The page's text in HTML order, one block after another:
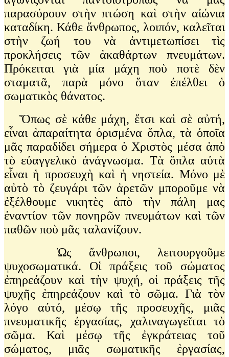
παρασύρουν στὴν πτώση καὶ στὴν αἰώνια
καταδίκη. Κάθε ἄνθρωπος, λοιπόν, καλεῖται
στὴν ζωή του νὰ ἀντιμετωπίσει τὶς
προκλήσεις τῶν ἀκαθάρτων πνευμάτων.
Πρόκειται γιὰ μία μάχη ποὺ ποτὲ δὲν
σταματᾶ, παρὰ μόνο ὅταν ἐπέλθει ὁ
σωματικὸς θάνατος.
Ὅπως σὲ κάθε μάχη, ἔτσι καὶ σὲ αὐτή,
εἶναι ἀπαραίτητα ὁρισμένα ὅπλα, τὰ ὁποῖα
μᾶς παραδίδει σήμερα ὁ Χριστὸς μέσα ἀπὸ
τὸ εὐαγγελικὸ ἀνάγνωσμα. Τὰ ὅπλα αὐτὰ
εἶναι ἡ προσευχὴ καὶ ἡ νηστεία. Μόνο μὲ
αὐτὸ τὸ ζευγάρι τῶν ἀρετῶν μποροῦμε νὰ
ἐξέλθουμε νικητὲς ἀπὸ τὴν πάλη μας
ἐναντίον τῶν πονηρῶν πνευμάτων καὶ τῶν
παθῶν ποὺ μᾶς ταλανίζουν.
Ὡς ἄνθρωποι, λειτουργοῦμε
ψυχοσωματικά. Οἱ πράξεις τοῦ σώματος
ἐπηρεάζουν καὶ τὴν ψυχή, οἱ πράξεις τῆς
ψυχῆς ἐπηρεάζουν καὶ τὸ σῶμα. Γιὰ τὸν
λόγο αὐτό, μέσῳ τῆς προσευχῆς, μιᾶς
πνευματικῆς ἐργασίας, χαλιναγωγεῖται τὸ
σῶμα. Καὶ μέσῳ τῆς ἐγκράτειας τοῦ
σώματος, μιᾶς σωματικῆς ἐργασίας,